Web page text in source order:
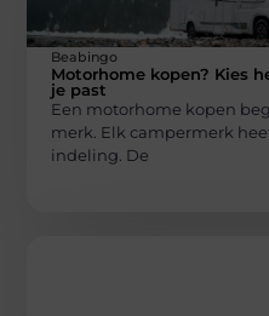
Beabingo
Motorhome kopen? Kies
je past
Een motorhome kopen
merk. Elk campermerk
indeling. De